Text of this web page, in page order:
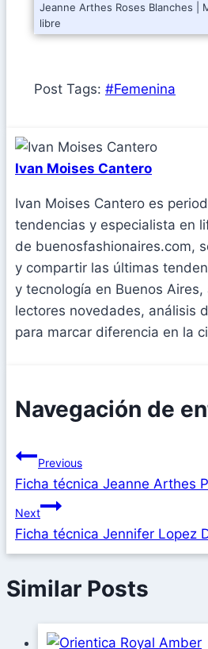
Jeanne Arthes Roses Blanches |
libre
Post Tags: #Femenina
Ivan Moises Cantero
Ivan Moises Cantero es
tendencias y especialista en
de buenosfashionaires.com,
y compartir las últimas
y tecnología en Buenos
lectores novedades, análisis
para marcar diferencia en la
Navegación de
Previous
Ficha técnica Jeanne Arthes
Next
Ficha técnica Jennifer Lopez
Similar Posts